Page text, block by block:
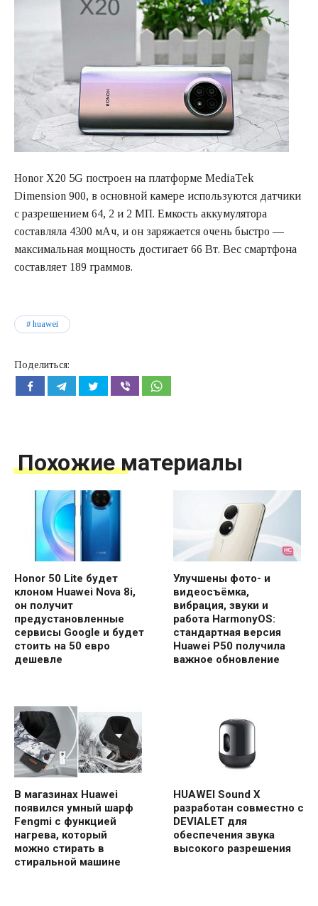
Honor X20 5G построен на платформе MediaTek
Dimension 900, в основной камере используются датчики
с разрешением 64, 2 и 2 МП. Емкость аккумулятора
составляла 4300 мАч, и он заряжается очень быстро —
максимальная мощность достигает 66 Вт. Вес смартфона
составляет 189 граммов.
huawei
Поделиться:
Похожие материалы
Honor 50 Lite будет
клоном Huawei Nova 8i,
он получит
предустановленные
сервисы Google и будет
стоить на 50 евро
дешевле
Улучшены фото- и
видеосъёмка,
вибрация, звуки и
работа HarmonyOS:
стандартная версия
Huawei P50 получила
важное обновление
В магазинах Huawei
появился умный шарф
Fengmi с функцией
нагрева, который
можно стирать в
стиральной машине
HUAWEI Sound X
разработан совместно с
DEVIALET для
обеспечения звука
высокого разрешения